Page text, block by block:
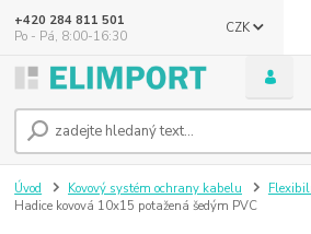
CZK
+420 284 811 501
Po - Pá, 8:00-16:30
Úvod Kovový systém ochrany kabelu
Hadice kovová 10x15 potažená šedým PVC